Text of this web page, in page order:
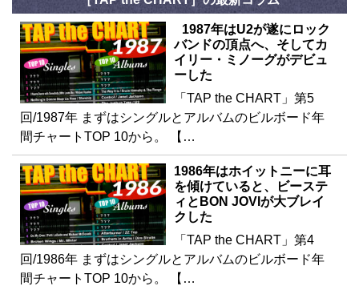
1987年はU2が遂にロック
バンドの頂点へ、そしてカ
イリー・ミノーグがデビュ
ーした
「TAP the CHART」第5
回/1987年 まずはシングルとアルバムのビルボード年
間チャートTOP 10から。 【…
1986年はホイットニーに耳
を傾けていると、ビーステ
ィとBON JOVIが大ブレイ
クした
「TAP the CHART」第4
回/1986年 まずはシングルとアルバムのビルボード年
間チャートTOP 10から。 【…